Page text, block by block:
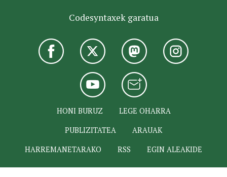
Codesyntaxek garatua
HONI BURUZ
LEGE OHARRA
PUBLIZITATEA
ARAUAK
HARREMANETARAKO
RSS EGIN ALEAKIDE